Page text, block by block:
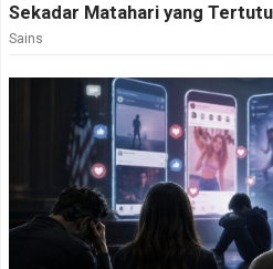
Sekadar Matahari yang
Sains